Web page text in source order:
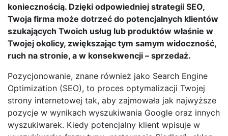
koniecznością. Dzięki odpowiedniej strategii SEO,
Twoja firma może dotrzeć do potencjalnych klientów
szukających Twoich usług lub produktów właśnie w
Twojej okolicy, zwiększając tym samym widoczność,
ruch na stronie, a w konsekwencji – sprzedaż.
Pozycjonowanie, znane również jako Search Engine
Optimization (SEO), to proces optymalizacji Twojej
strony internetowej tak, aby zajmowała jak najwyższe
pozycje w wynikach wyszukiwania Google oraz innych
wyszukiwarek. Kiedy potencjalny klient wpisuje w